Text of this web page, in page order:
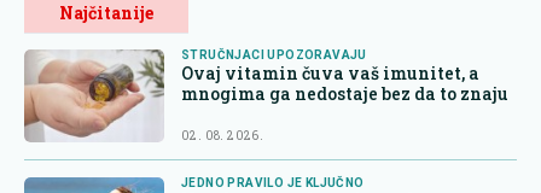
Najčitanije
STRUČNJACI UPOZORAVAJU
Ovaj vitamin čuva vaš imunitet, a
mnogima ga nedostaje bez da to znaju
02. 08. 2026.
JEDNO PRAVILO JE KLJUČNO